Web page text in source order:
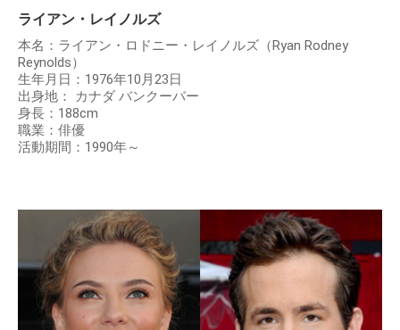
ライアン・レイノルズ
本名：ライアン・ロドニー・レイノルズ（Ryan Rodney
Reynolds）
生年月日：1976年10月23日
出身地： カナダ バンクーバー
身長：188cm
職業：俳優
活動期間：1990年～